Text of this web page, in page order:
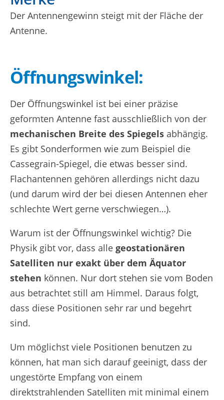
Der Antennengewinn steigt mit der Fläche der
Antenne.
Öffnungswinkel:
Der Öffnungswinkel ist bei einer präzise
geformten Antenne fast ausschließlich von der
mechanischen Breite des Spiegels abhängig.
Es gibt Sonderformen wie zum Beispiel die
Cassegrain-Spiegel, die etwas besser sind.
Flachantennen gehören allerdings nicht dazu
(und darum wird der bei diesen Antennen eher
schlechte Wert gerne verschwiegen…).
Warum ist der Öffnungswinkel wichtig? Die
Physik gibt vor, dass alle geostationären
Satelliten nur exakt über dem Äquator
stehen können. Nur dort stehen sie vom Boden
aus betrachtet still am Himmel. Daraus folgt,
dass diese Positionen sehr rar und begehrt
sind.
Um möglichst viele Positionen benutzen zu
können, hat man sich darauf geeinigt, dass der
ungestörte Empfang von einem
direktstrahlenden Satelliten mit minimal einem